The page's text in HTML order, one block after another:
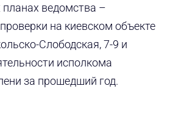
ведомства –
на киевском объекте
Слободская, 7-9 и
исполкома
за прошедший год.